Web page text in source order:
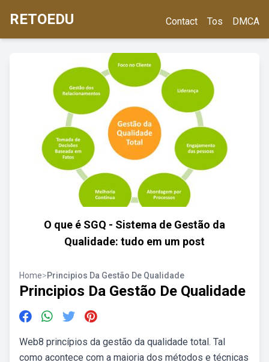
RETOEDU Contact Tos DMCA
O que é SGQ - Sistema de Gestão da
Qualidade: tudo em um post
Home>Principios Da Gestão De Qualidade
Principios Da Gestão De Qualidade
Web8 princípios da gestão da qualidade total. Tal
como acontece com a maioria dos métodos e técnicas